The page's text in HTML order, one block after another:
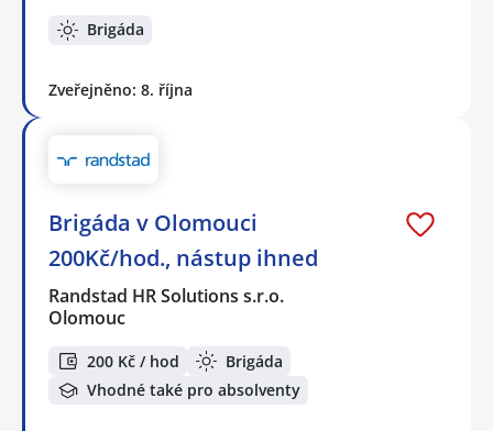
Brigáda
Zveřejněno: 8. října
Brigáda v Olomouci
200Kč/hod., nástup ihned
Randstad HR Solutions s.r.o.
Olomouc
200 Kč / hod
Brigáda
Vhodné také pro absolventy